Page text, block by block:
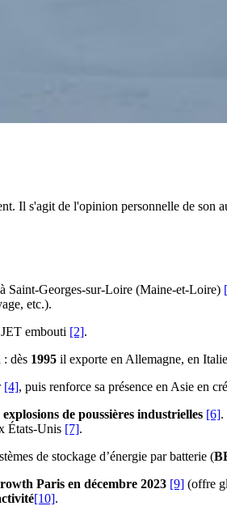
Il s'agit de l'opinion personnelle de
Saint-Georges-sur-Loire (Maine-et-Loire)
etc.).
embouti [2].
: dès 1995 il exporte en Allemagne, en
[4], puis renforce sa présence en Asie en
de poussières industrielles [6].
États-Unis [7].
de stockage d’énergie par batterie (
Paris en décembre 2023 [9] (offre
[10].